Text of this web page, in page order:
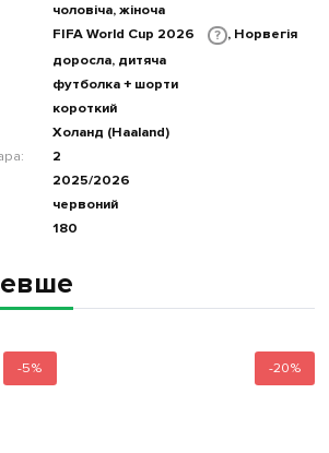
чоловіча, жіноча
FIFA World Cup 2026 ? , Норвегія
доросла, дитяча
футболка + шорти
короткий
Холанд (Haaland)
2
2025/2026
червоний
180
-5% -20%